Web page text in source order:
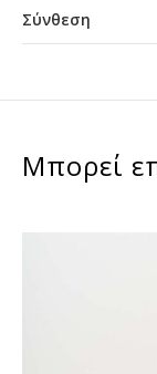
Σύνθεση
Μπορεί